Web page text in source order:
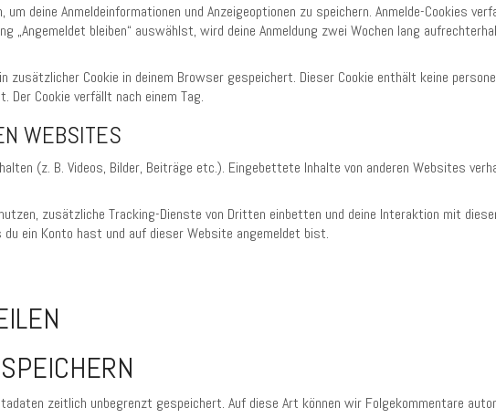
deine Anmeldeinformationen und Anzeigeoptionen zu speichern. Anmelde-Cookies
„Angemeldet bleiben“ auswählst, wird deine Anmeldung zwei Wochen lang
Cookie in deinem Browser gespeichert. Dieser Cookie enthält keine
Cookie verfällt nach einem Tag.
WEBSITES
(z. B. Videos, Bilder, Beiträge etc.). Eingebettete Inhalte von anderen Websites
zusätzliche Tracking-Dienste von Dritten einbetten und deine Interaktion mit
ein Konto hast und auf dieser Website angemeldet bist.
zeitlich unbegrenzt gespeichert. Auf diese Art können wir Folgekommentare